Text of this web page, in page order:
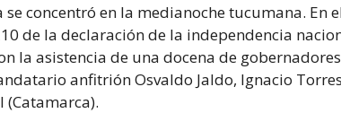
concentró en la medianoche tucumana. En
de la declaración de la independencia
la asistencia de una docena de
anfitrión Osvaldo Jaldo, Ignacio
(Catamarca).